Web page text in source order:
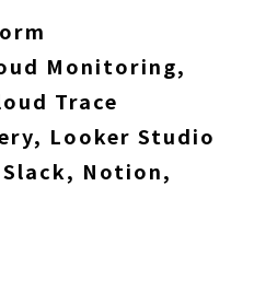
Monitoring,
Trace
Looker Studio
Slack, Notion,